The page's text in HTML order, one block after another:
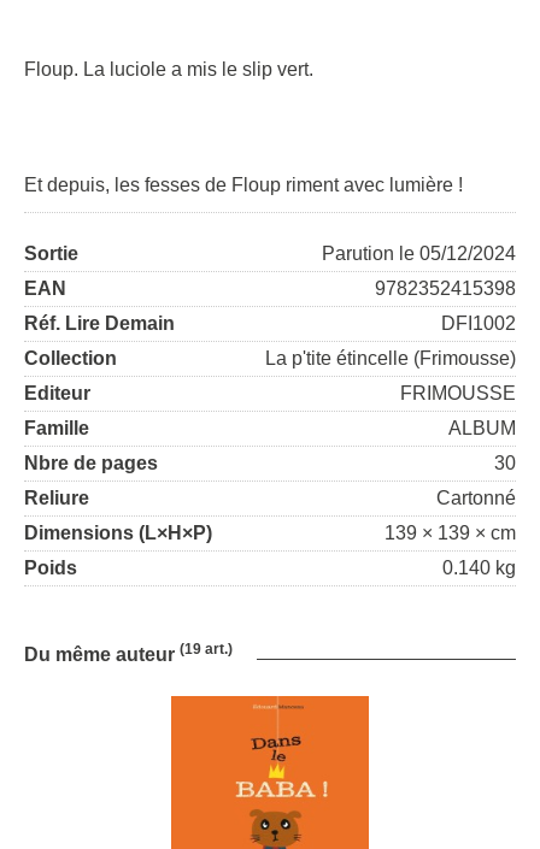
Floup. La luciole a mis le slip vert.
Et depuis, les fesses de Floup riment avec lumière !
Sortie
Parution le 05/12/2024
EAN
9782352415398
Réf. Lire Demain
DFI1002
Collection
La p'tite étincelle (Frimousse)
Editeur
FRIMOUSSE
Famille
ALBUM
Nbre de pages
30
Reliure
Cartonné
Dimensions (L×H×P)
139 × 139 × cm
Poids
0.140 kg
Du même auteur (19 art.)